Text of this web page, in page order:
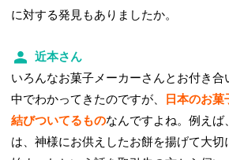
に対する発見もありましたか。
近本さん
いろんなお菓子メーカーさんとお付き合
中でわかってきたのですが、
日本のお
結びついてるものなんですよね。例えば
は、神様にお供えしたお餅を揚げて大切